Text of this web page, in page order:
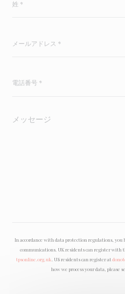
In accordance with data protection regulations,
communications. UK residents can register with
tpsonline.org.uk . US residents can register at
how we process your data, please